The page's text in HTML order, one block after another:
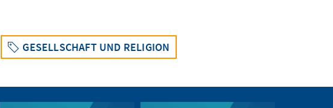
GESELLSCHAFT UND RELIGION